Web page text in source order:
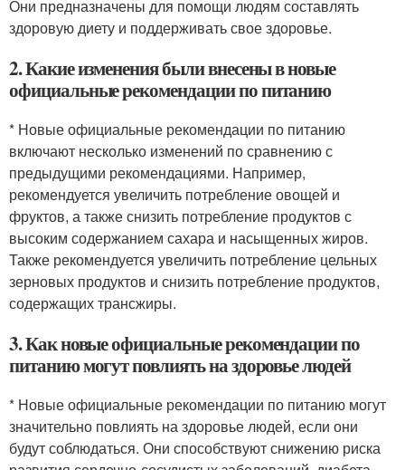
Они предназначены для помощи людям составлять
здоровую диету и поддерживать свое здоровье.
2. Какие изменения были внесены в новые
официальные рекомендации по питанию
* Новые официальные рекомендации по питанию
включают несколько изменений по сравнению с
предыдущими рекомендациями. Например,
рекомендуется увеличить потребление овощей и
фруктов, а также снизить потребление продуктов с
высоким содержанием сахара и насыщенных жиров.
Также рекомендуется увеличить потребление цельных
зерновых продуктов и снизить потребление продуктов,
содержащих трансжиры.
3. Как новые официальные рекомендации по
питанию могут повлиять на здоровье людей
* Новые официальные рекомендации по питанию могут
значительно повлиять на здоровье людей, если они
будут соблюдаться. Они способствуют снижению риска